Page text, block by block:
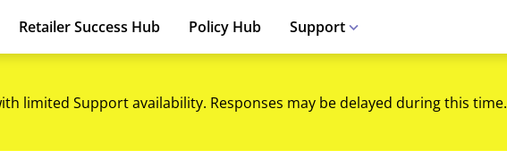
Retailer Success Hub Policy Hub Support
limited Support availability. Responses may be delayed during this time.